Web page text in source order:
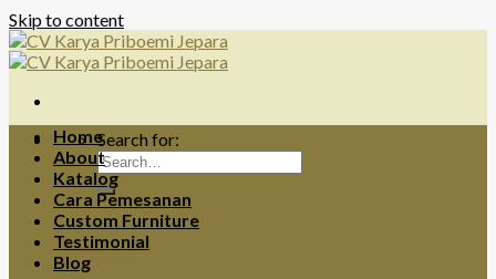
Skip to content
Search for:
Home
About
Katalog
Cara Pemesanan
Custom Furniture
Testimonial
Blog